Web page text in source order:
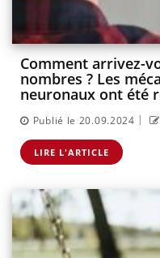
Comment arrivez-
nombres ? Les
neuronaux ont été
Publié le 20.09.2024 |
LIRE L'ARTICLE